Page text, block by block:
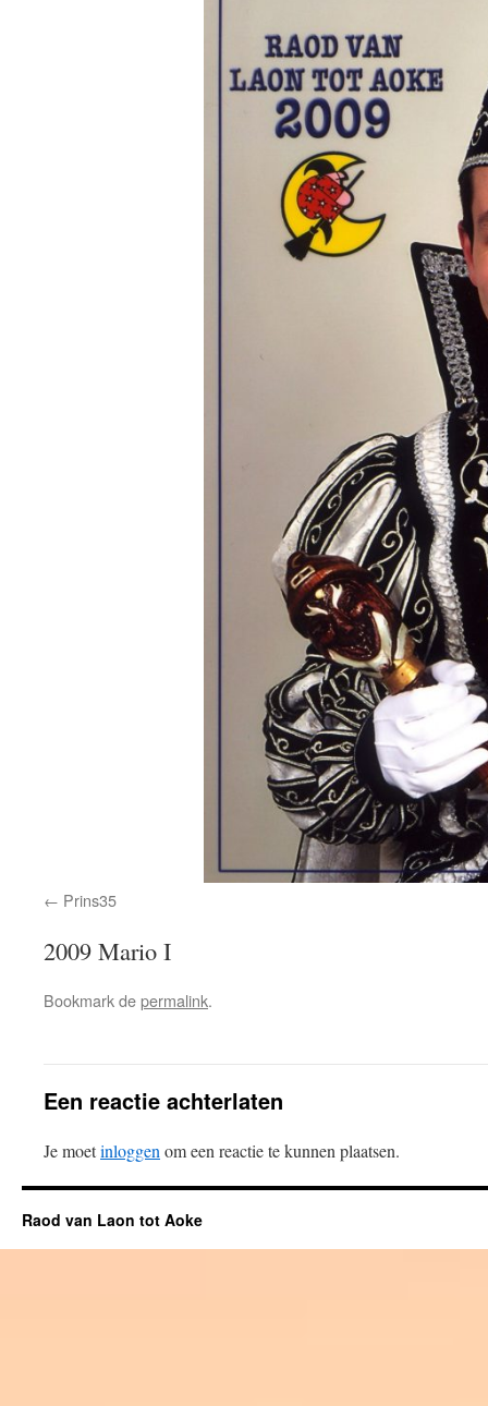
Prins35
2009 Mario I
Bookmark depermalink.
Een reactie achterlaten
Je moetinloggenom een reactie te kunnen plaatsen.
Raod van Laon tot Aoke